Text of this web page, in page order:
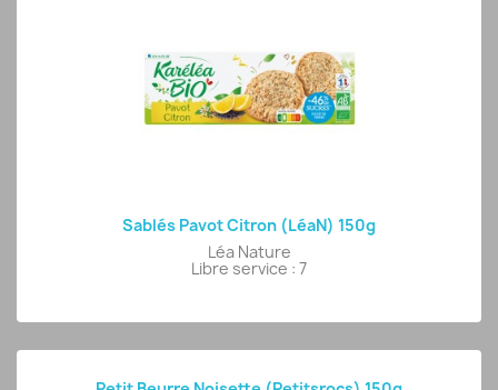
Sablés Pavot Citron (LéaN) 150g
Léa Nature
Libre service : 7